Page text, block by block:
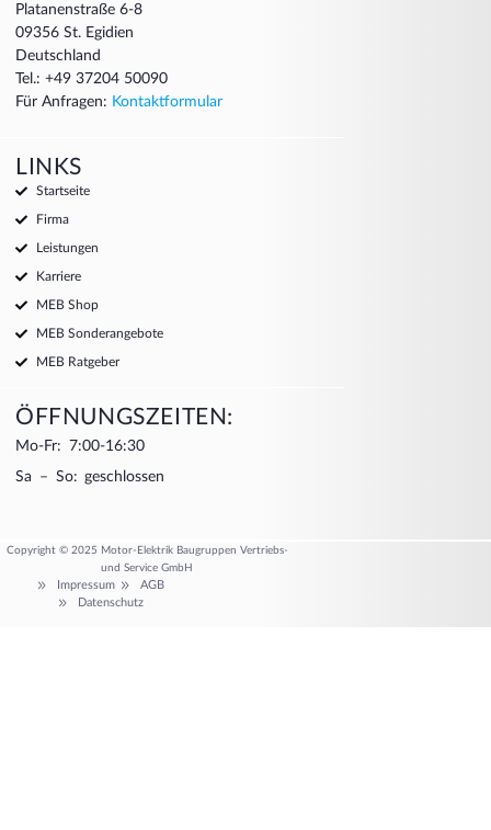
Platanenstraße 6-8
09356 St. Egidien
Deutschland
Tel.: +49 37204 50090
Für Anfragen: Kontaktformular
LINKS
Startseite
Firma
Leistungen
Karriere
MEB Shop
MEB Sonderangebote
MEB Ratgeber
ÖFFNUNGSZEITEN:
Mo-Fr: 7:00-16:30
Sa – So: geschlossen
Copyright © 2025 Motor-Elektrik Baugruppen Vertriebs-
und Service GmbH
Impressum
AGB
Datenschutz